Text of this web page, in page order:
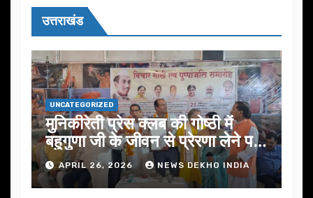
उत्तराखंड
UNCATEGORIZED
मुनिकीरेती प्रेस क्लब की गोष्ठी में
बहुगुणा जी के जीवन से प्रेरणा लेने पर
जोरAPRIL 26, 2026 NEWS DEKHO INDIA